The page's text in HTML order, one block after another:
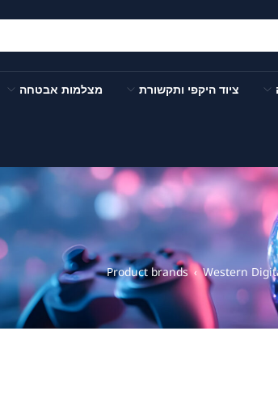
ציוד היקפי ותקשורת מצלמות אבטחה
Product brands › Western